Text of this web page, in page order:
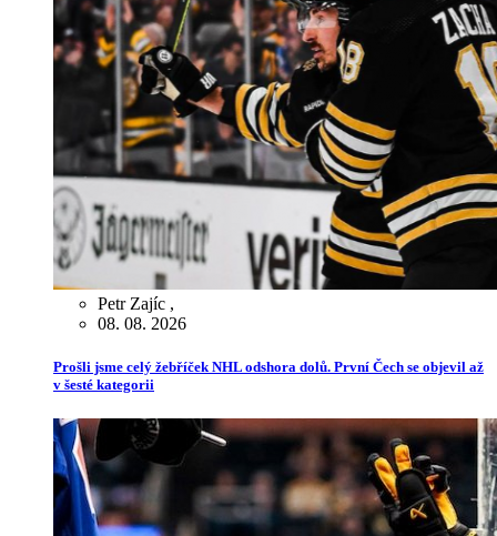
Petr Zajíc ,
08. 08. 2026
Prošli jsme celý žebříček NHL odshora dolů. První Čech se objevil až
v šesté kategorii